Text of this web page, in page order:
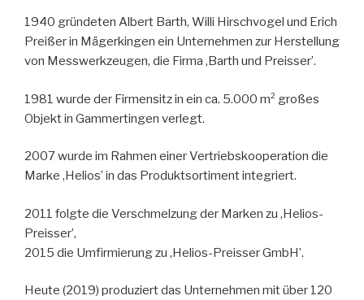
1940 gründeten Albert Barth, Willi Hirschvogel und Erich
Preißer in Mägerkingen ein Unternehmen zur Herstellung
von Messwerkzeugen, die Firma ‚Barth und Preisser’.
1981 wurde der Firmensitz in ein ca. 5.000 m² großes
Objekt in Gammertingen verlegt.
2007 wurde im Rahmen einer Vertriebskooperation die
Marke ‚Helios’ in das Produktsortiment integriert.
2011 folgte die Verschmelzung der Marken zu ‚Helios-
Preisser’,
2015 die Umfirmierung zu ‚Helios-Preisser GmbH’.
Heute (2019) produziert das Unternehmen mit über 120